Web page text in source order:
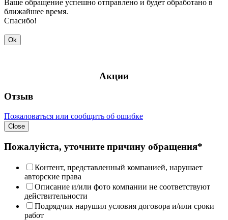
Ваше обращение успешно отправлено и будет обработано в
ближайшее время.
Спасибо!
Ok
Акции
Отзыв
Пожаловаться или сообщить об ошибке
Close
Пожалуйста, уточните причину обращения*
Контент, представленный компанией, нарушает
авторские права
Описание и/или фото компании не соответствуют
действительности
Подрядчик нарушил условия договора и/или сроки
работ